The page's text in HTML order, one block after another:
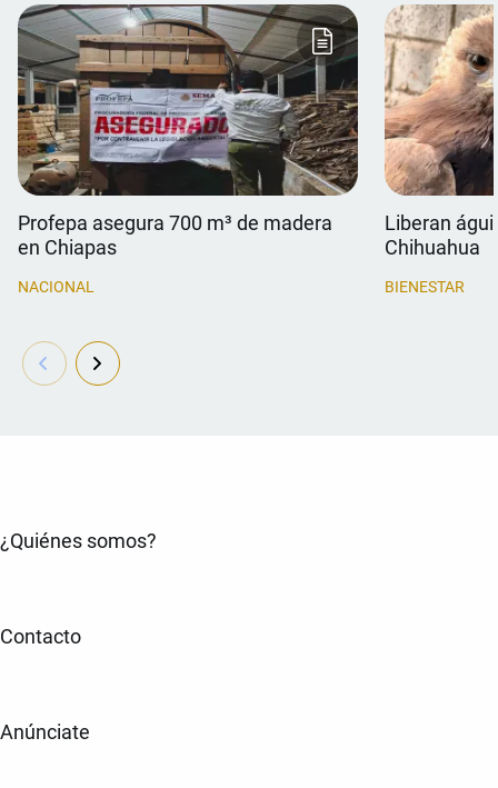
Profepa asegura 700 m³ de madera
en Chiapas
NACIONAL
Liberan
Chihuahua
BIENESTAR
¿Quiénes somos?
Contacto
Anúnciate